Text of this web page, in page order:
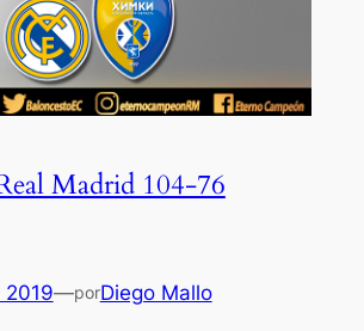
Madrid 104-76
2019—porDiego Mallo